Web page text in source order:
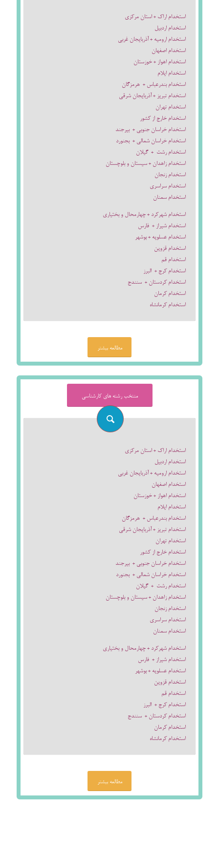
استخدام اراک + استان مرکزی
استخدام اردبیل
استخدام ارومیه + آذربایجان غربی
استخدام اصفهان
استخدام اهواز + خوزستان
استخدام ایلام
استخدام بندرعباس + هرمزگان
استخدام تبریز + آذربایجان شرقی
استخدام تهران
استخدام خارج از کشور
استخدام خراسان جنوبی + بیرجند
استخدام خراسان شمالی + بجنورد
استخدام رشت + گیلان
استخدام زاهدان + سیستان و بلوچستان
استخدام زنجان
استخدام سراسری
استخدام سمنان
استخدام شهرکرد + چهارمحال و بختیاری
استخدام شیراز + فارس
استخدام عسلویه + بوشهر
استخدام قزوین
استخدام قم
استخدام کرج + البرز
استخدام کردستان + سنندج
استخدام کرمان
استخدام کرمانشاه
مطالعه بیشتر
منتخب رشته های کارشناسی
استخدام اراک + استان مرکزی
استخدام اردبیل
استخدام ارومیه + آذربایجان غربی
استخدام اصفهان
استخدام اهواز + خوزستان
استخدام ایلام
استخدام بندرعباس + هرمزگان
استخدام تبریز + آذربایجان شرقی
استخدام تهران
استخدام خارج از کشور
استخدام خراسان جنوبی + بیرجند
استخدام خراسان شمالی + بجنورد
استخدام رشت + گیلان
استخدام زاهدان + سیستان و بلوچستان
استخدام زنجان
استخدام سراسری
استخدام سمنان
استخدام شهرکرد + چهارمحال و بختیاری
استخدام شیراز + فارس
استخدام عسلویه + بوشهر
استخدام قزوین
استخدام قم
استخدام کرج + البرز
استخدام کردستان + سنندج
استخدام کرمان
استخدام کرمانشاه
مطالعه بیشتر